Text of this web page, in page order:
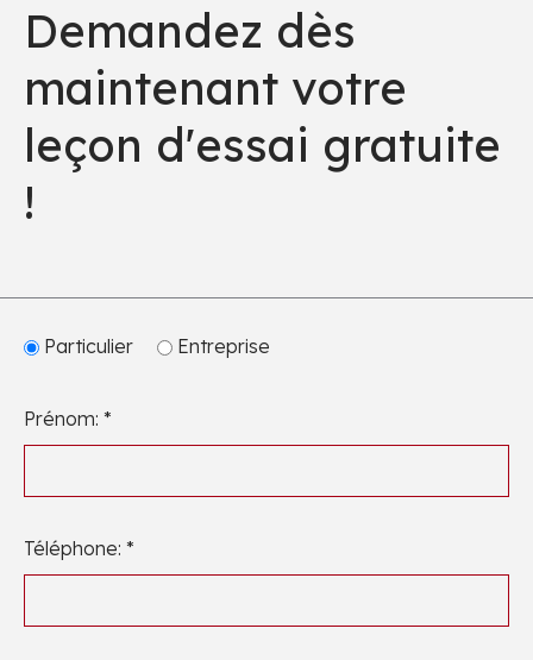
Demandez dès
maintenant votre
leçon d'essai gratuite
!
Particulier Entreprise
Prénom: *
Téléphone: *